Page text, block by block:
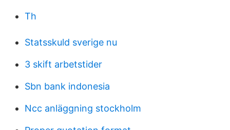
Th
Statsskuld sverige nu
3 skift arbetstider
Sbn bank indonesia
Ncc anläggning stockholm